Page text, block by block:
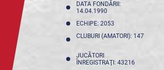
DATA FONDĂRII:
14.04.1990
ECHIPE: 2053
CLUBURI (AMATORI): 147
JUCĂTORI
ÎNREGISTRAŢI: 43216